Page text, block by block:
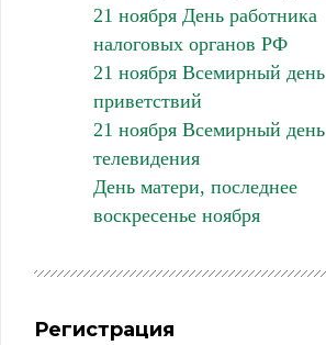
21 ноября День работника
налоговых органов РФ
21 ноября Всемирный день
приветствий
21 ноября Всемирный день
телевидения
День матери, последнее
воскресенье ноября
Регистрация